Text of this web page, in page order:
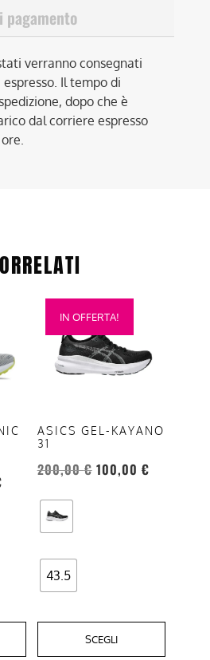
pagamento
verranno consegnati
Il tempo di
dopo che è
dal corriere espresso
IN OFFERTA!
ASICS GEL-KAYANO
31
200,00€ 100,00 €
43.5
SCEGLI
Questo
prodotto
opzioni
possono
essere
nella
pagina
prodotto